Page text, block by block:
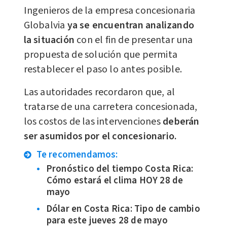
Ingenieros de la empresa concesionaria
Globalvia ya se encuentran analizando
la situación con el fin de presentar una
propuesta de solución que permita
restablecer el paso lo antes posible.
Las autoridades recordaron que, al
tratarse de una carretera concesionada,
los costos de las intervencionesdeberán
ser asumidos por el concesionario.
Te recomendamos:
Pronóstico del tiempo Costa Rica:
Cómo estará el clima HOY 28 de
mayo
Dólar en Costa Rica: Tipo de cambio
para este jueves 28 de mayo